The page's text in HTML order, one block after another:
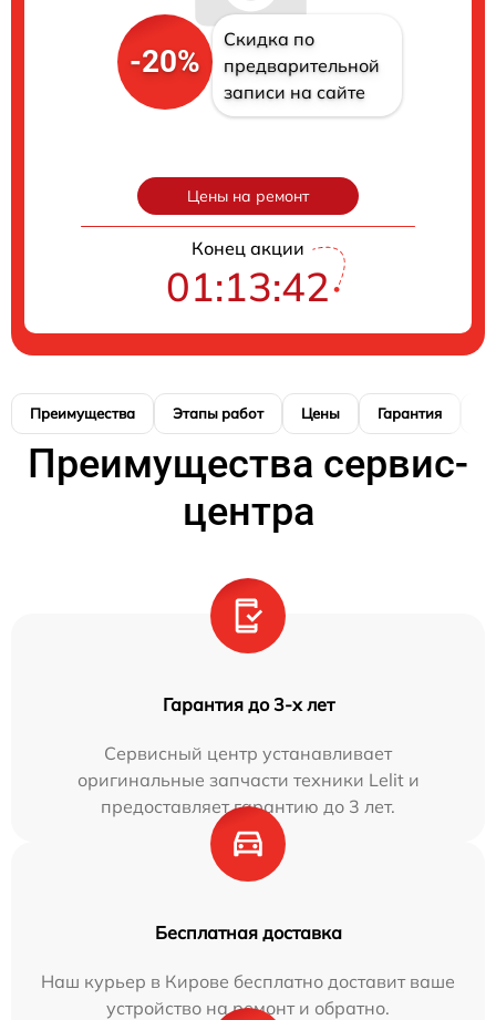
-20%
Скидка по
предварительной
записи на сайте
Цены на ремонт
Конец акции
01:13:41
Преимущества Этапы работ Цены Гарантия
Преимущества сервис-
центра
Гарантия до 3-х лет
Сервисный центр устанавливает
оригинальные запчасти техники Lelit и
предоставляет гарантию до 3 лет.
Бесплатная доставка
Наш курьер в Кирове бесплатно доставит ваше
устройство на ремонт и обратно.